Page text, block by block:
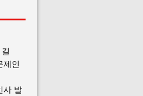
제인
사 발